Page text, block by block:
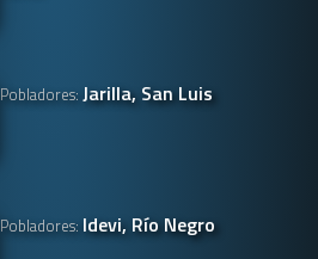
Pobladores:Jarilla, San Luis
Pobladores: Idevi, Río Negro